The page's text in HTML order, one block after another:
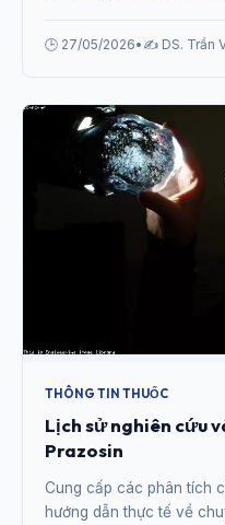
🕒 27/05/2026• ✍️ DS. Trần
THÔNG TIN THUỐC
Lịch sử nghiên cứu
Prazosin
Cung cấp các phân tích
hướng dẫn thực tế về